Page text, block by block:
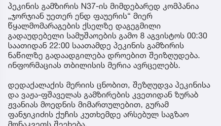
პეკინის გამზირის N37-ის მიმდებარედ კომპანია
„ჯორჯიან უეთერ ენდ ფაუერის“ მიერ
წყალმომარაგების ქსელზე დაგეგმილი
გადაუდებელი სამუშაოების გამო 8 აგვისტოს 00:30
საათიდან 22:00 საათამდე პეკინის გამზირის
ნაწილზე გადაადგილება დროებით შეიზღუდება.
ინფორმაციას თბილისის მერია ავრცელებს.
დედაქალაქის მერიის ცნობით, შეზღუდვა პეკინისა
და ვაჟა-ფშაველას გამზირების კვეთიდან ზურაბ
ჟვანიას მოედნის მიმართულებით, გურამ
ფანჯიკიძის ქუჩის კუთხემდე არსებულ საგზაო
მონაკვეთს შეეხება.